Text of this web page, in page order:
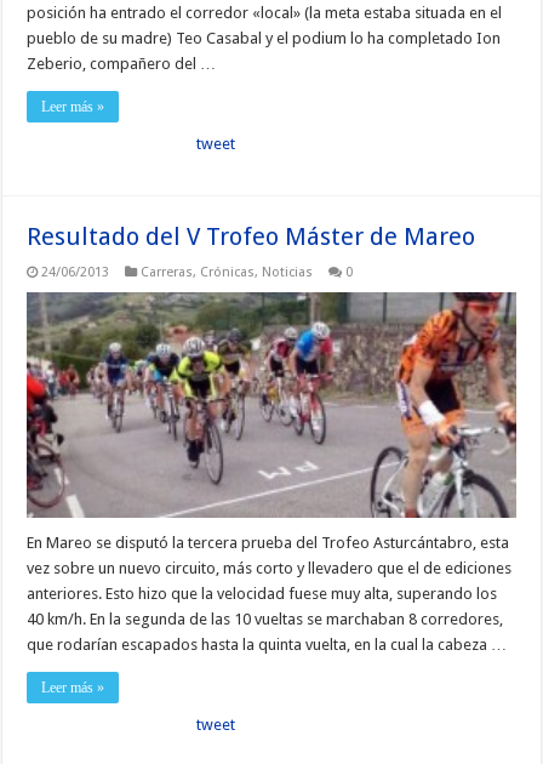
posición ha entrado el corredor «local» (la meta estaba situada en el
pueblo de su madre) Teo Casabal y el podium lo ha completado Ion
Zeberio, compañero del …
Leer más »
tweet
Resultado del V Trofeo Máster de Mareo
24/06/2013 Carreras, Crónicas, Noticias 0
En Mareo se disputó la tercera prueba del Trofeo Asturcántabro, esta
vez sobre un nuevo circuito, más corto y llevadero que el de ediciones
anteriores. Esto hizo que la velocidad fuese muy alta, superando los
40 km/h. En la segunda de las 10 vueltas se marchaban 8 corredores,
que rodarían escapados hasta la quinta vuelta, en la cual la cabeza …
Leer más »
tweet